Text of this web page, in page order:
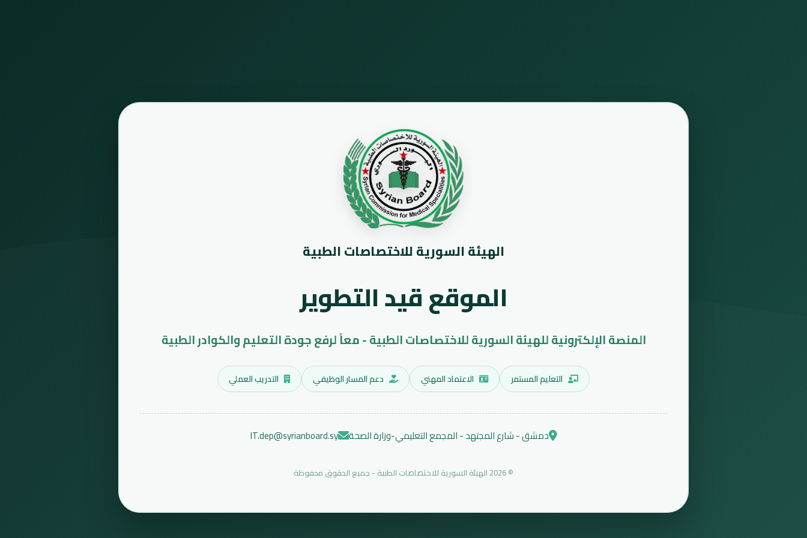
الهيئة السورية للاختصاصات الطبية
الموقع قيد التطوير
المنصة الإلكترونية للهيئة السورية للاختصاصات الطبية - معاً لرفع جودة التعليم والكوادر الطبية
التعليم المستمر الاعتماد المهني دعم المسار الوظيفي التدريب العملي
دمشق - شارع المجتهد - المجمع التعليمي-وزارة الصحة IT.dep@syrianboard.sy
© 2026 الهيئة السورية للاختصاصات الطبية - جميع الحقوق محفوظة